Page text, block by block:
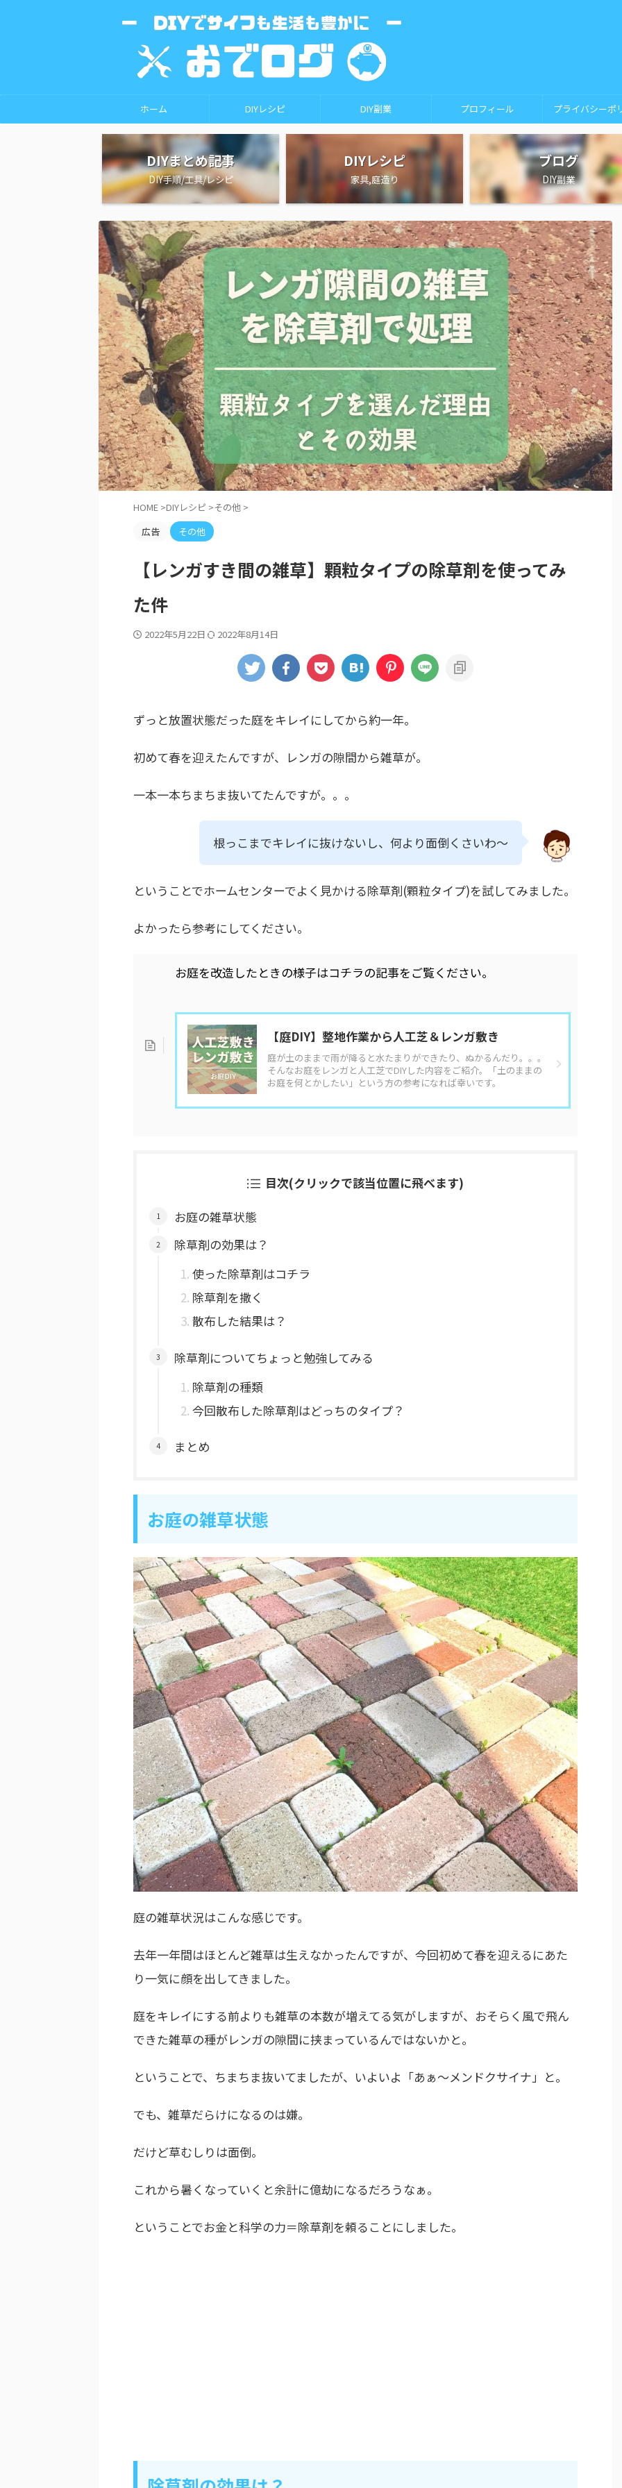
ホーム DIYレシピ DIY副業 プロフィール プライバシーポ
DIYまとめ記事
DIY手順/工具/レシピ
DIYレシピ
家具,庭造り
ブログ
DIY副業
HOME >DIYレシピ >その他 >
広告
その他
【レンガすき間の雑草】顆粒タイプの除草剤を使ってみ
た件
2022年5月22日 2022年8月14日
ずっと放置状態だった庭をキレイにしてから約一年。
初めて春を迎えたんですが、レンガの隙間から雑草が。
一本一本ちまちま抜いてたんですが。。。
根っこまでキレイに抜けないし、何より面倒くさいわ～
ということでホームセンターでよく見かける除草剤(顆粒タイプ)を試してみました。
よかったら参考にしてください。
お庭を改造したときの様子はコチラの記事をご覧ください。
【庭DIY】整地作業から人工芝＆レンガ敷き
庭が土のままで雨が降ると水たまりができたり、ぬかるんだり。。。
そんなお庭をレンガと人工芝でDIYした内容をご紹介。「土のままの
お庭を何とかしたい」という方の参考になれば幸いです。
目次(クリックで該当位置に飛べます)
お庭の雑草状態
除草剤の効果は？
使った除草剤はコチラ
除草剤を撒く
散布した結果は？
除草剤についてちょっと勉強してみる
除草剤の種類
今回散布した除草剤はどっちのタイプ？
まとめ
お庭の雑草状態
庭の雑草状況はこんな感じです。
去年一年間はほとんど雑草は生えなかったんですが、今回初めて春を迎えるにあた
り一気に顔を出してきました。
庭をキレイにする前よりも雑草の本数が増えてる気がしますが、おそらく風で飛ん
できた雑草の種がレンガの隙間に挟まっているんではないかと。
ということで、ちまちま抜いてましたが、いよいよ「あぁ～メンドクサイナ」と。
でも、雑草だらけになるのは嫌。
だけど草むしりは面倒。
これから暑くなっていくと余計に億劫になるだろうなぁ。
ということでお金と科学の力＝除草剤を頼ることにしました。